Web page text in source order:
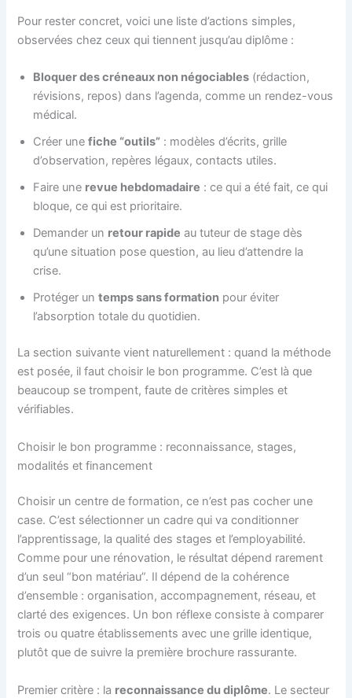
Pour rester concret, voici une liste d’actions simples,
observées chez ceux qui tiennent jusqu’au diplôme :
Bloquer des créneaux non négociables (rédaction,
révisions, repos) dans l’agenda, comme un rendez-vous
médical.
Créer unefiche “outils” : modèles d’écrits, grille
d’observation, repères légaux, contacts utiles.
Faire une revue hebdomadaire : ce qui a été fait, ce qui
bloque, ce qui est prioritaire.
Demander un retour rapide au tuteur de stage dès
qu’une situation pose question, au lieu d’attendre la
crise.
Protéger untemps sans formation pour éviter
l’absorption totale du quotidien.
La section suivante vient naturellement : quand la méthode
est posée, il faut choisir le bon programme. C’est là que
beaucoup se trompent, faute de critères simples et
vérifiables.
Choisir le bon programme : reconnaissance, stages,
modalités et financement
Choisir un centre de formation, ce n’est pas cocher une
case. C’est sélectionner un cadre qui va conditionner
l’apprentissage, la qualité des stages et l’employabilité.
Comme pour une rénovation, le résultat dépend rarement
d’un seul “bon matériau”. Il dépend de la cohérence
d’ensemble : organisation, accompagnement, réseau, et
clarté des exigences. Un bon réflexe consiste à comparer
trois ou quatre établissements avec une grille identique,
plutôt que de suivre la première brochure rassurante.
Premier critère : la reconnaissance du diplôme. Le secteur